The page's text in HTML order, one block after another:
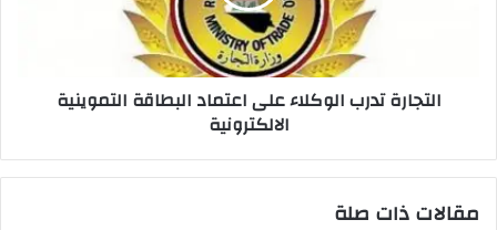
التجارة تدرب الوكلاء على اعتماد البطاقة التموينية
الالكترونية
مقالات ذات صلة